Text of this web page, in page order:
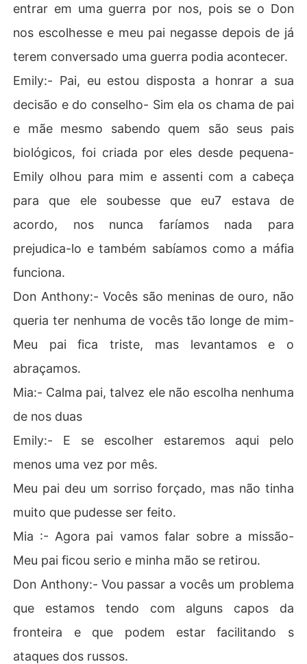
entrar em uma guerra por nos, pois se o Don
nos escolhesse e meu pai negasse depois de já
terem conversado uma guerra podia acontecer.
Emily:- Pai, eu estou disposta a honrar a sua
decisão e do conselho- Sim ela os chama de pai
e mãe mesmo sabendo quem são seus pais
biológicos, foi criada por eles desde pequena-
Emily olhou para mim e assenti com a cabeça
para que ele soubesse que eu7 estava de
acordo, nos nunca faríamos nada para
prejudica-lo e também sabíamos como a máfia
funciona.
Don Anthony:- Vocês são meninas de ouro, não
queria ter nenhuma de vocês tão longe de mim-
Meu pai fica triste, mas levantamos e o
abraçamos.
Mia:- Calma pai, talvez ele não escolha nenhuma
de nos duas
Emily:- E se escolher estaremos aqui pelo
menos uma vez por mês.
Meu pai deu um sorriso forçado, mas não tinha
muito que pudesse ser feito.
Mia :- Agora pai vamos falar sobre a missão-
Meu pai ficou serio e minha mão se retirou.
Don Anthony:- Vou passar a vocês um problema
que estamos tendo com alguns capos da
fronteira e que podem estar facilitando s
ataques dos russos.